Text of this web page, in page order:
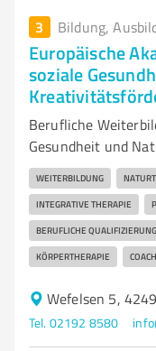
3 Bildung,
Europäische
soziale
Berufliche
Gesundheit und
WEITERBILDUNG
INTEGRATIVE THERAPIE
BERUFLICHE QUALIFIZIERUNG
KÖRPERTHERAPIE
Wefelsen 5,
Tel. 02192 8580